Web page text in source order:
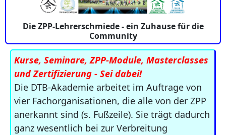
Die ZPP-Lehrerschmiede - ein Zuhause für die
Community
Kurse, Seminare, ZPP-Module, Masterclasses
und Zertifizierung - Sei dabei!
Die DTB-Akademie arbeitet im Auftrage von
vier Fachorganisationen, die alle von der ZPP
anerkannt sind (s. Fußzeile). Sie trägt dadurch
ganz wesentlich bei zur Verbreitung